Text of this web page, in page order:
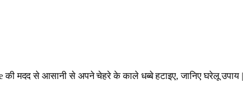
मदद से आसानी से अपने चेहरे के काले धब्बे हटाइए, जानिए घरेलू उपाय |